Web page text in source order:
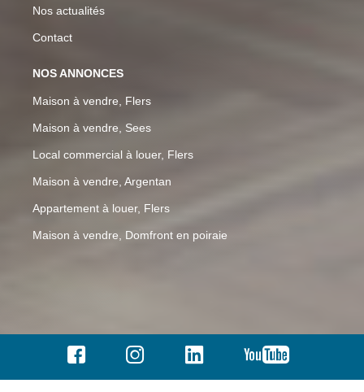
Nos actualités
Contact
NOS ANNONCES
Maison à vendre, Flers
Maison à vendre, Sees
Local commercial à louer, Flers
Maison à vendre, Argentan
Appartement à louer, Flers
Maison à vendre, Domfront en poiraie